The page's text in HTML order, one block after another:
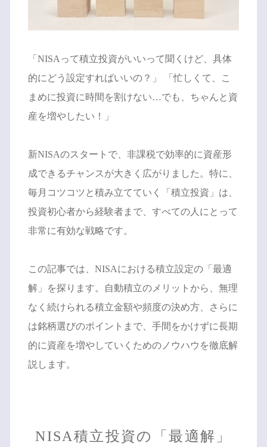
「NISAって積立投資がいいって聞くけど、具体
的にどう設定すればいいの？」 「忙しくて、こ
まめに投資に時間を割けない…でも、ちゃんと資
産を増やしたい！」
新NISAのスタートで、非課税で効率的に資産形
成できるチャンスが大きく広がりました。特に、
毎月コツコツと積み立てていく「積立投資」は、
投資初心者から経験者まで、すべての人にとって
非常に有効な戦略です。
この記事では、NISAにおける積立設定の「最適
解」を探ります。自動積立のメリットから、無理
なく続けられる積立金額や頻度の決め方、さらに
は銘柄選びのポイントまで、手間をかけずに長期
的に資産を増やしていくためのノウハウを徹底解
説します。
NISA積立投資の「最適解」